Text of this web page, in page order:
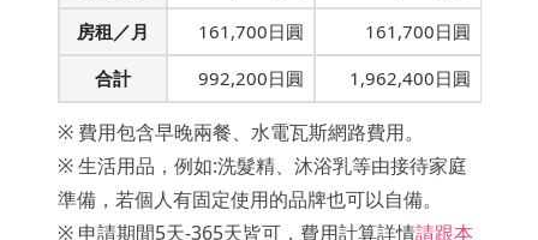
房租／月
161,700日圓
161,700日圓
合計
992,200日圓 1,962,400日圓
※ 費用包含早晚兩餐、水電瓦斯網路費用。
※ 生活用品，例如:洗髮精、沐浴乳等由接待家庭
準備，若個人有固定使用的品牌也可以自備。
※ 申請期間5天-365天皆可，費用計算詳情請跟本